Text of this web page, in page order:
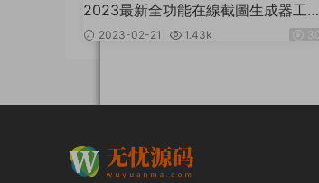
2023最新全功能在線截圖生成器工具
網頁版網站源碼+視頻教程
2023-02-21 1.43k 30